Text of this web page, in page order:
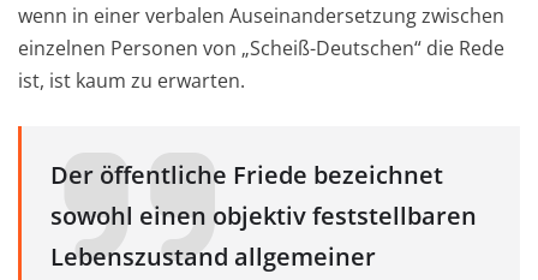
wenn in einer verbalen Auseinandersetzung zwischen
einzelnen Personen von „Scheiß-Deutschen“ die Rede
ist, ist kaum zu erwarten.
Der öffentliche Friede bezeichnet
sowohl einen objektiv feststellbaren
Lebenszustand allgemeiner